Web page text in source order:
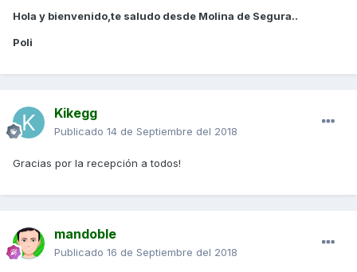
Hola y bienvenido,te saludo desde Molina de Segura..
Poli
Kikegg
Publicado 14 de Septiembre del 2018
Gracias por la recepción a todos!
mandoble
Publicado 16 de Septiembre del 2018